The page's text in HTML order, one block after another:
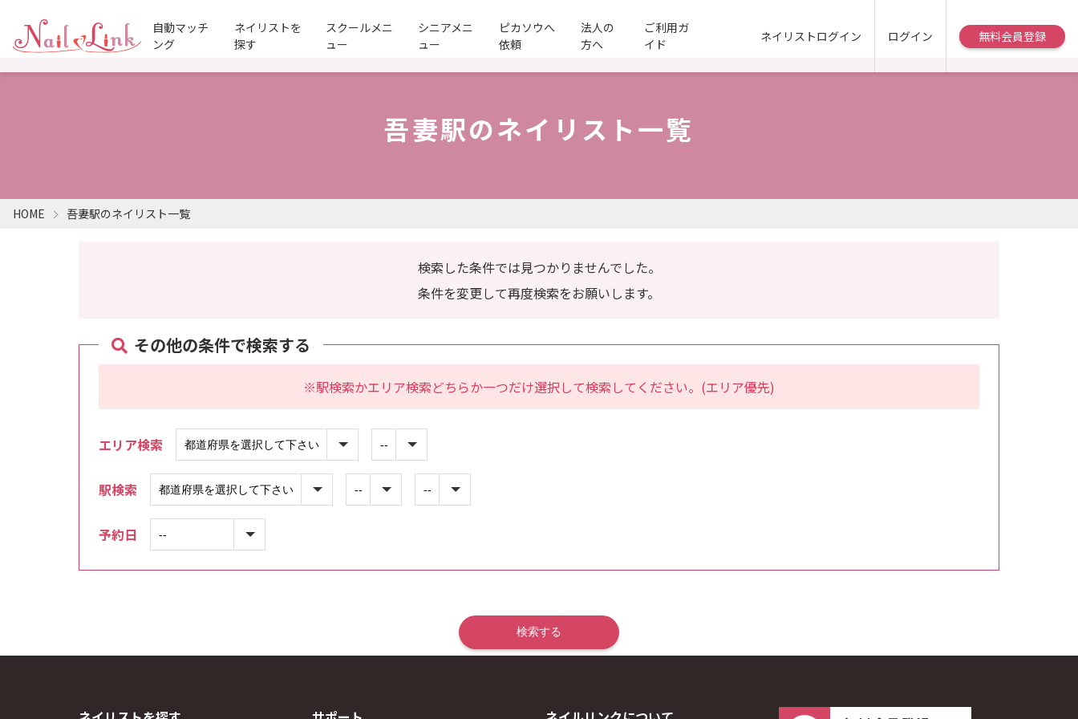
自動マッチ
ング
ネイリストを
探す
スクールメニ
ュー
シニアメニ
ュー
ピカソウへ
依頼
法人の
方へ
ご利用ガ
イド
ネイリストログイン ログイン 無料会員登録
吾妻駅のネイリスト一覧
HOME 吾妻駅のネイリスト一覧
検索した条件では見つかりませんでした。
条件を変更して再度検索をお願いします。
その他の条件で検索する
※駅検索かエリア検索どちらか一つだけ選択して検索してください。(エリア優先)
エリア検索
駅検索
予約日